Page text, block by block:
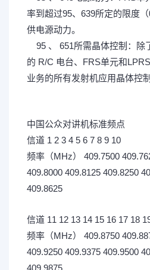
率到超过95、639所定的限度
供电源动力。
95 、 651所需晶体控制：除
的 R/C 电台、FRS单元和
业务的所有发射机应用晶体控制
中国公众对讲机标准频点
信道 1 2 3 4 5 6 7 8 9 10
频率（MHz） 409.7500
409.8000 409.8125 409.8250
409.8625
信道 11 12 13 14 15 16 17 18
频率（MHz） 409.8750
409.9250 409.9375 409.9500